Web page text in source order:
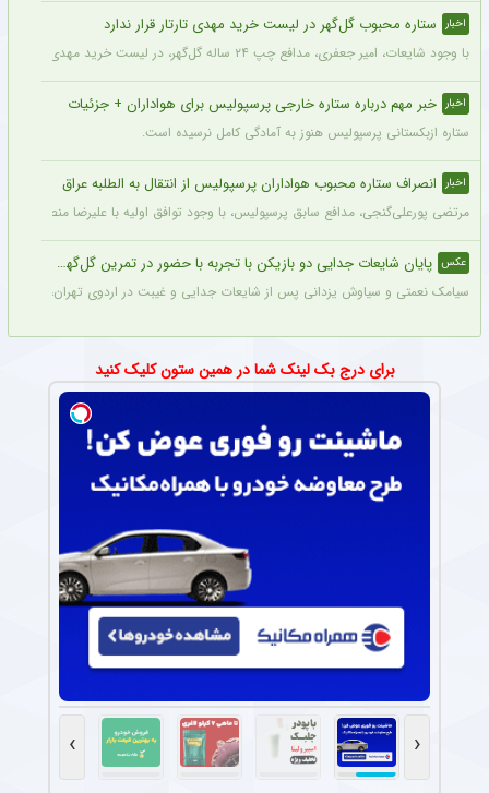
اخبار ستاره محبوب گل‌گهر در لیست خرید مهدی تارتار قرار ندارد
با وجود شایعات، امیر جعفری، مدافع چپ ۲۴ ساله گل‌گهر، در لیست خرید مهدی تارتار قرار ندارد.
اخبار خبر مهم درباره ستاره خارجی پرسپولیس برای هواداران + جزئیات
ستاره ازبکستانی پرسپولیس هنوز به آمادگی کامل نرسیده است.
اخبار انصراف ستاره محبوب هواداران پرسپولیس از انتقال به الطلبه عراق
مرتضی پورعلی‌گنجی، مدافع سابق پرسپولیس، با وجود توافق اولیه با علیرضا منصوریان
عکس پایان شایعات جدایی دو بازیکن با تجربه با حضور در تمرین گل‌گهر + عکس
سیامک نعمتی و سیاوش یزدانی پس از شایعات جدایی و غیبت در اردوی تهران، دیروز
برای درج بک لینک شما در همین ستون کلیک کنید
‹
›